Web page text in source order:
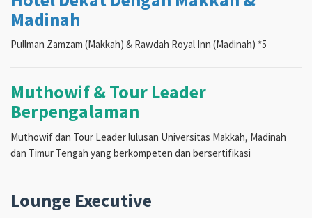
Madinah
Pullman Zamzam (Makkah) & Rawdah Royal Inn (Madinah) *5
Muthowif & Tour Leader
Berpengalaman
Muthowif dan Tour Leader lulusan Universitas Makkah, Madinah
dan Timur Tengah yang berkompeten dan bersertifikasi
Lounge Executive